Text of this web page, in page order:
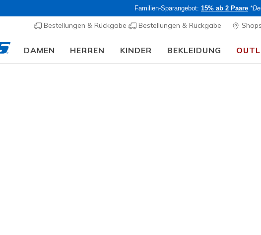
Familien-Sparangebot: 15% ab 2 Paare
Bestellungen & Rückgabe Bestellungen & Rückgabe Shops
DAMEN HERREN KINDER BEKLEIDUNG